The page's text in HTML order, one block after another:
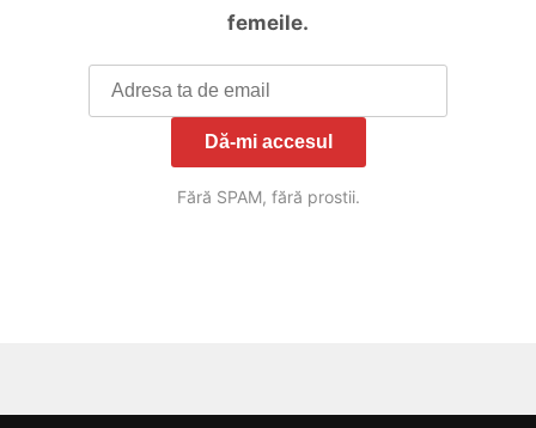
femeile.
Dă-mi accesul
Fără SPAM, fără prostii.